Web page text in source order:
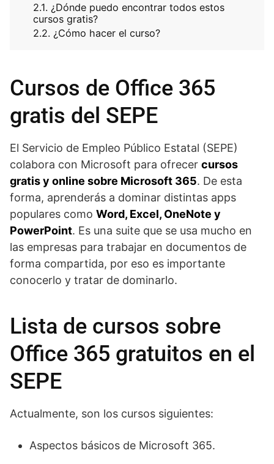
¿Dónde puedo encontrar todos estos
cursos gratis?
¿Cómo hacer el curso?
Cursos de Office 365
gratis del SEPE
El Servicio de Empleo Público Estatal (SEPE)
colabora con Microsoft para ofrecer cursos
gratis y online sobre Microsoft 365. De esta
forma, aprenderás a dominar distintas apps
populares como Word, Excel, OneNote y
PowerPoint. Es una suite que se usa mucho en
las empresas para trabajar en documentos de
forma compartida, por eso es importante
conocerlo y tratar de dominarlo.
Lista de cursos sobre
Office 365 gratuitos en el
SEPE
Actualmente, son los cursos siguientes:
Aspectos básicos de Microsoft 365.